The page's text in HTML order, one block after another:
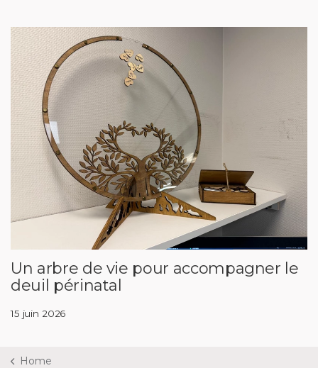
Un arbre de vie pour accompagner le
deuil périnatal
15 juin 2026
Home